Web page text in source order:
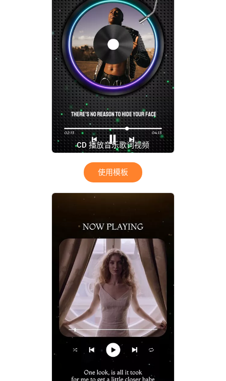
CD 播放音乐歌词视频
使用模板